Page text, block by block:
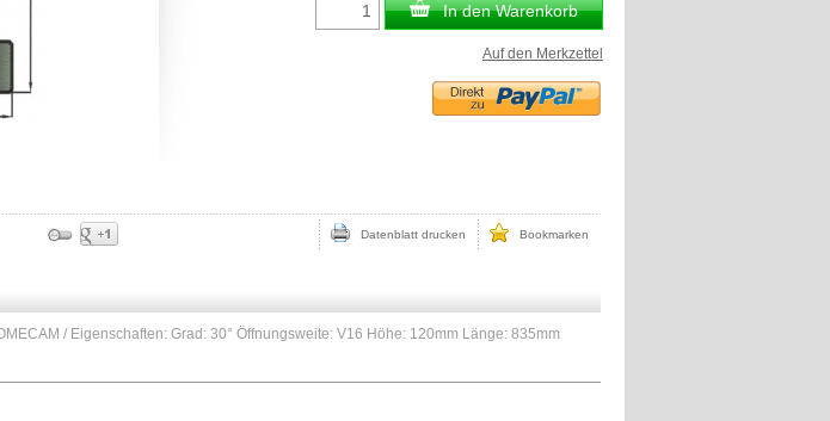
In den Warenkorb
Auf den Merkzettel
Bookmarken
Datenblatt drucken
/ Eigenschaften: Grad: 30° Öffnungsweite: V16 Höhe: 120mm Länge: 835mm